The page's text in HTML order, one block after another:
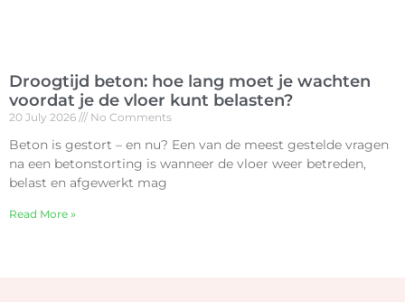
Droogtijd beton: hoe lang moet je wachten
voordat je de vloer kunt belasten?
20 July 2026 No Comments
Beton is gestort – en nu? Een van de meest gestelde vragen
na een betonstorting is wanneer de vloer weer betreden,
belast en afgewerkt mag
Read More »